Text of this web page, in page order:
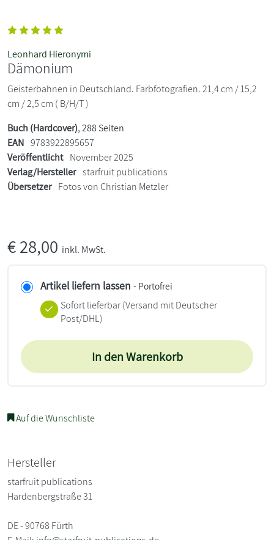
Leonhard Hieronymi
Dämonium
Geisterbahnen in Deutschland. Farbfotografien. 21,4 cm / 15,2
cm / 2,5 cm ( B/H/T )
Buch (Hardcover), 288 Seiten
EAN 9783922895657
Veröffentlicht November 2025
Verlag/Hersteller starfruit publications
Übersetzer Fotos von Christian Metzler
€28,00 inkl. MwSt.
Artikel liefern lassen - Portofrei
Sofort lieferbar(Versand mit Deutscher
Post/DHL)
In den Warenkorb
Auf die Wunschliste
Hersteller
starfruit publications
Hardenbergstraße 31
DE - 90768 Fürth